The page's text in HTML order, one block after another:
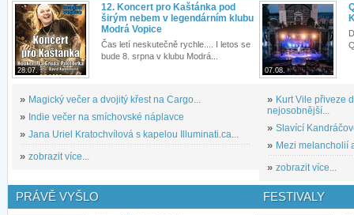
28.07.
12. Koncert pro Kaštánka pod
širým nebem v legendárním klubu
Modrá Vopice
Čas letí neskutečně rychle.... I letos se
bude 8. srpna v klubu Modrá...
» Magický večer a dvojitý křest na Cargo...
» Indie večer na smíchovské náplavce
» Jana Uriel Kratochvílová s kapelou Illuminati.ca...
» zobrazit více...
07.08.
» Kurt Vile přiveze
nejosobnější...
» Slavící
» Mezi melancholií
» zobrazit více...
PRÁVĚ VYŠLO FESTIVALY